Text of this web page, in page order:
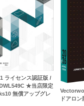
ライセンス認証版 /
★当店限定
無償アップグレ
ドアロン